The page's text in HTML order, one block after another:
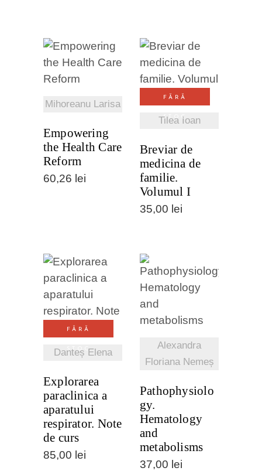
Mihoreanu Larisa
VEZI
DETALII
Empowering
the Health Care
Reform
60,26 lei
FĂRĂ
STOC
Tilea Ioan
VEZI
DETALII
Breviar de
medicina de
familie.
Volumul I
35,00 lei
FĂRĂ
STOC
Danteș Elena
VEZI
DETALII
Explorarea
paraclinica a
aparatului
respirator. Note
de curs
85,00 lei
Alexandra
Floriana Nemeș
DETALII
Pathophysiolo
gy.
Hematology
and
metabolisms
37,00 lei